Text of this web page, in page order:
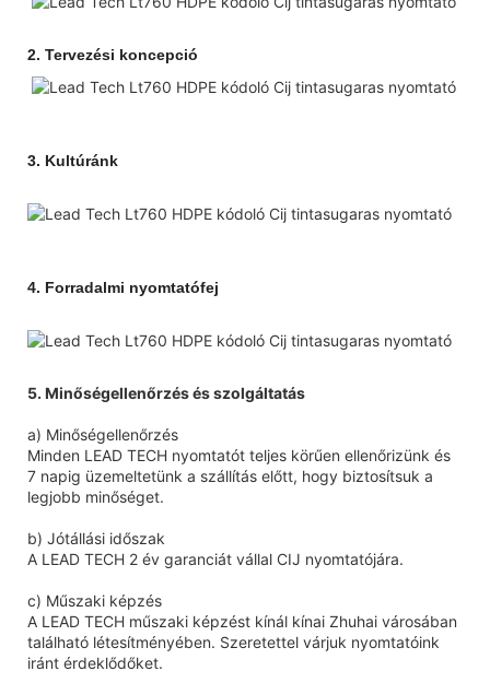
2. Tervezési koncepció
3. Kultúránk
4. Forradalmi nyomtatófej
5. Minőségellenőrzés és szolgáltatás
a) Minőségellenőrzés
Minden LEAD TECH nyomtatót teljes körűen ellenőrizünk és
7 napig üzemeltetünk a szállítás előtt, hogy biztosítsuk a
legjobb minőséget.
b) Jótállási időszak
A LEAD TECH 2 év garanciát vállal CIJ nyomtatójára.
c) Műszaki képzés
A LEAD TECH műszaki képzést kínál kínai Zhuhai városában
található létesítményében. Szeretettel várjuk nyomtatóink
iránt érdeklődőket.